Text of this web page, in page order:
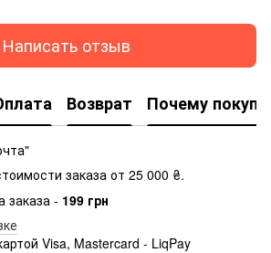
Написать отзыв
Возврат Почему
заказа от 25 000 ₴.
заказа - 199 грн
Visa, Mastercard - LiqPay